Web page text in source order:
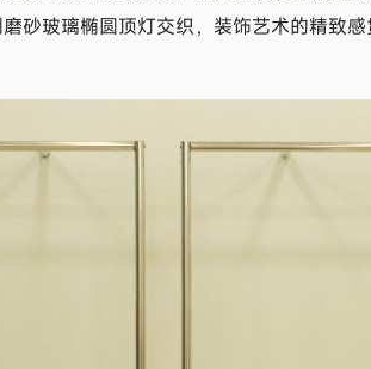
砂玻璃椭圆顶灯交织，装饰艺术的精致感